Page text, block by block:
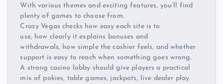
With various themes and exciting features, you’ll find
plenty of games to choose from.
Crazy Vegas checks how easy each site is to
use, how clearly it explains bonuses and
withdrawals, how simple the cashier feels, and whether
support is easy to reach when something goes wrong.
A strong casino lobby should give players a practical
mix of pokies, table games, jackpots, live dealer play